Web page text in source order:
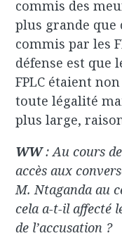
commis des
plus grande que
commis par les
défense est que
FPLC étaient
toute légalité
plus large,
WW : Au cours
accès aux
M. Ntaganda au
cela a-t-il affecté
de l’accusation ?